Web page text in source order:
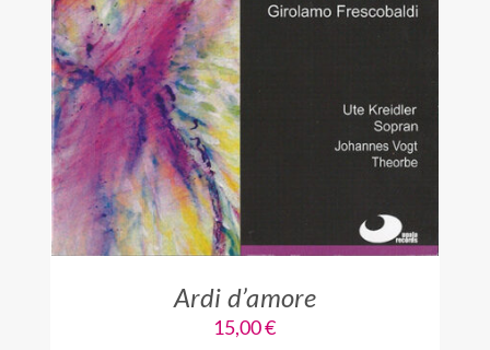
IN DEN WARENKORB
DETAILS
Ardi d’amore
15,00€